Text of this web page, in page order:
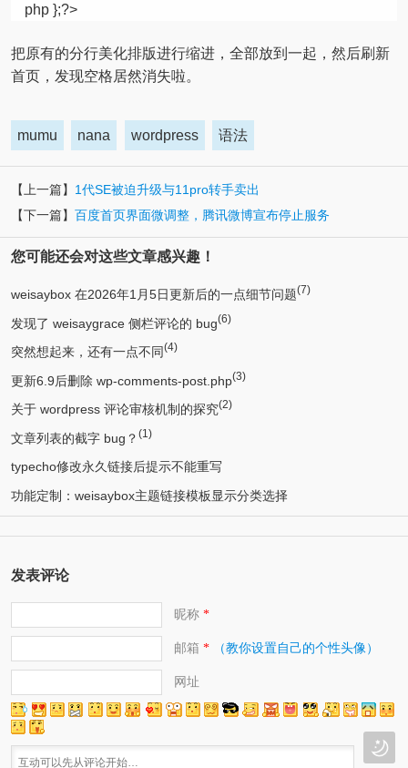
php };?>
把原有的分行美化排版进行缩进，全部放到一起，然后刷新
首页，发现空格居然消失啦。
mumu nana wordpress 语法
【上一篇】 1代SE被迫升级与11pro转手卖出
【下一篇】 百度首页界面微调整，腾讯微博宣布停止服务
您可能还会对这些文章感兴趣！
weisaybox 在2026年1月5日更新后的一点细节问题(7)
发现了 weisaygrace 侧栏评论的 bug(6)
突然想起来，还有一点不同(4)
更新6.9后删除 wp-comments-post.php(3)
关于 wordpress 评论审核机制的探究(2)
文章列表的截字 bug？ (1)
typecho修改永久链接后提示不能重写
功能定制：weisaybox主题链接模板显示分类选择
发表评论
昵称*
邮箱 * （教你设置自己的个性头像）
网址